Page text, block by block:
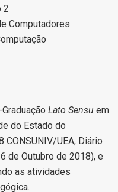
2
Computadores
Lato Sensu em
do Estado do
UEA, Diário
de Outubro de 2018), e
as atividades